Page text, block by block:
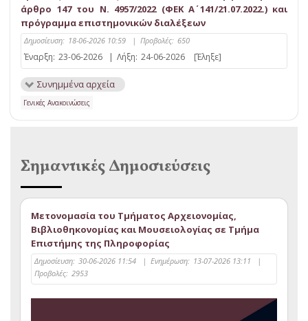
άρθρο 147 του Ν. 4957/2022 (ΦΕΚ Α΄ 141/21.07.2022.) και
πρόγραμμα επιστημονικών διαλέξεων
Δημοσίευση: 18-06-2026 10:59 | Προβολές: 650
Έναρξη: 23-06-2026 | Λήξη: 24-06-2026 [Έληξε]
Συνημμένα αρχεία
Γενικές Ανακοινώσεις
Σημαντικές Δημοσιεύσεις
Μετονομασία του Τμήματος Αρχειονομίας,
Βιβλιοθηκονομίας και Μουσειολογίας σε Τμήμα
Επιστήμης της Πληροφορίας
Δημοσίευση: 30-06-2026 11:54 | Ενημέρωση: 13-07-2026 13:11
|
Προβολές: 2953